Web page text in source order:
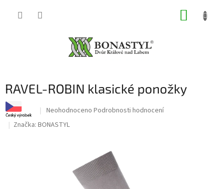
RAVEL-ROBIN klasické ponožky
Průměrné
produktu
hvězdiček.
Neohodnoceno Podrobnosti hodnocení
Značka: BONASTYL